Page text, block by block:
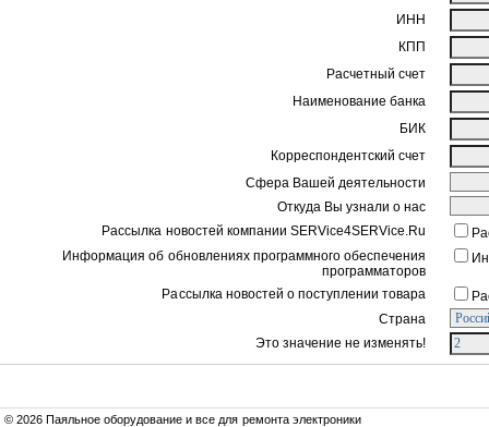
ИНН
КПП
Расчетный счет
Наименование банка
БИК
Корреспондентский счет
Сфера Вашей деятельности
Откуда Вы узнали о нас
Рассылка новостей компании SERVice4SERVice.Ru
Информация об обновлениях программного обеспечения
программаторов
Рассылка новостей о поступлении товара
Страна
Это значение не изменять!
© 2026 Паяльное оборудование и все для ремонта электроники